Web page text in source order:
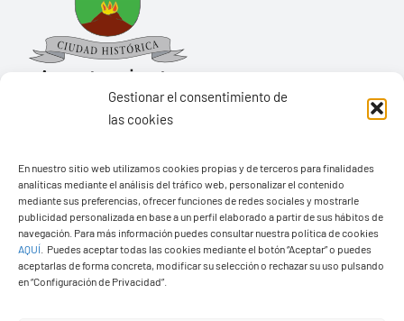
Gestionar el consentimiento de
las cookies
En nuestro sitio web utilizamos cookies propias y de terceros para finalidades
analíticas mediante el análisis del tráfico web, personalizar el contenido
mediante sus preferencias, ofrecer funciones de redes sociales y mostrarle
publicidad personalizada en base a un perfil elaborado a partir de sus hábitos de
navegación. Para más información puedes consultar nuestra política de cookies
AQUÍ
Puedes aceptar todas las cookies mediante el botón “Aceptar” o puedes
aceptarlas de forma concreta, modificar su selección o rechazar su uso pulsando
en “Configuración de Privacidad”.
Pza. de Los Remedios, 1
35570 – Yaiza
Tel:928 83 62 20